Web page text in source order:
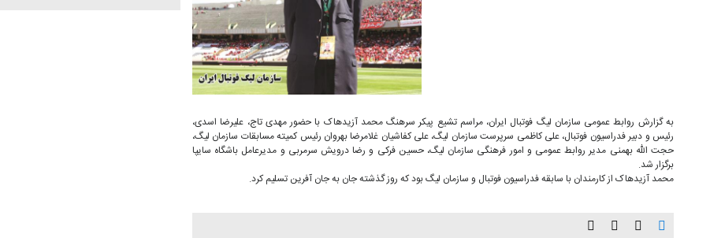
به گزارش روابط عمومی سازمان لیگ فوتبال ایران، مراسم تشیع پیکر سرهنگ محمد آزیدهاک با حضور مهدی تاج، علیرضا اسدی،
رئیس و دبیر فدراسیون فوتبال، علی کاظمی سرپرست سازمان لیگ، علی کفاشیان غلامرضا بهروان رئیس کمیته مسابقات سازمان لیگ،
حجت الله بهمنی مدیر روابط عمومی و امور فرهنگی سازمان لیگ، حسین فرکی و رضا درویش سرمربی و مدیرعامل باشگاه سایپا
برگزار شد.
محمد آزیدهاک از کارمندان با سابقه فدراسیون فوتبال و سازمان لیگ بود که روز گذشته جان به جان آفرین تسلیم کرد.